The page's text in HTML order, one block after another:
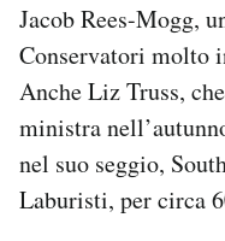
Jacob Rees-Mogg,
Conservatori molto
Anche Liz Truss,
ministra
nel suo seggio,
Laburisti, per circa